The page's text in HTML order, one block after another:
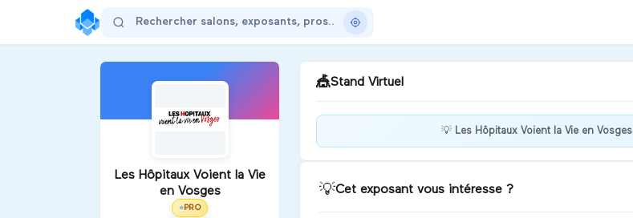
Les Hôpitaux Voient la Vie
en Vosges
⭐ PRO
🎪Stand Virtuel
Bienvenue chez Les Hôpitaux
💡 Les Hôpitaux Voient la Vie en Vosges
💡Cet exposant vous intéresse ?